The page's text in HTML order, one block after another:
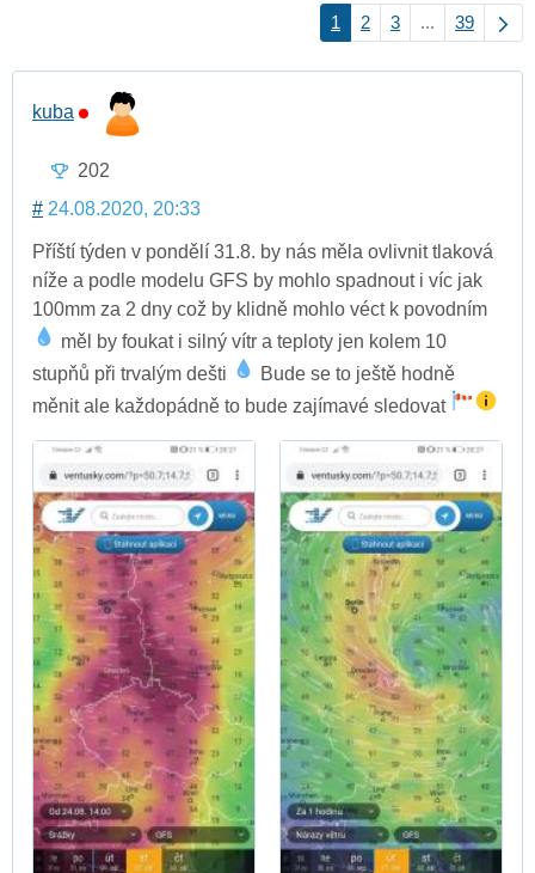
1 2 3 ... 39
kuba
202
# 24.08.2020, 20:33
Příští týden v pondělí 31.8. by nás měla ovlivnit tlaková
níže a podle modelu GFS by mohlo spadnout i víc jak
100mm za 2 dny což by klidně mohlo véct k povodním
měl by foukat i silný vítr a teploty jen kolem 10
stupňů při trvalým dešti
Bude se to ještě hodně
měnit ale každopádně to bude zajímavé sledovat